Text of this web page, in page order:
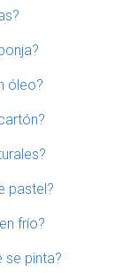
óleo?
pastel?
frío?
se pinta?